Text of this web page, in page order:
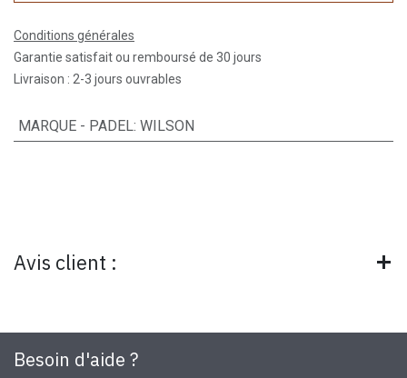
Conditions générales
Garantie satisfait ou remboursé de 30 jours
Livraison : 2-3 jours ouvrables
MARQUE - PADEL: WILSON
Avis client :
Besoin d'aide ?